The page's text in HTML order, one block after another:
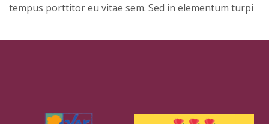
tempus porttitor eu vitae sem. Sed in elementum turpi